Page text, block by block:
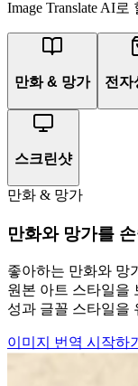
Image Translate AI
만화 & 망가 전자
스크린샷
만화 & 망가
만화와 망가를
좋아하는 만화와 망
원본 아트 스타일을
성과 글꼴 스타일을
이미지 번역 시작하기